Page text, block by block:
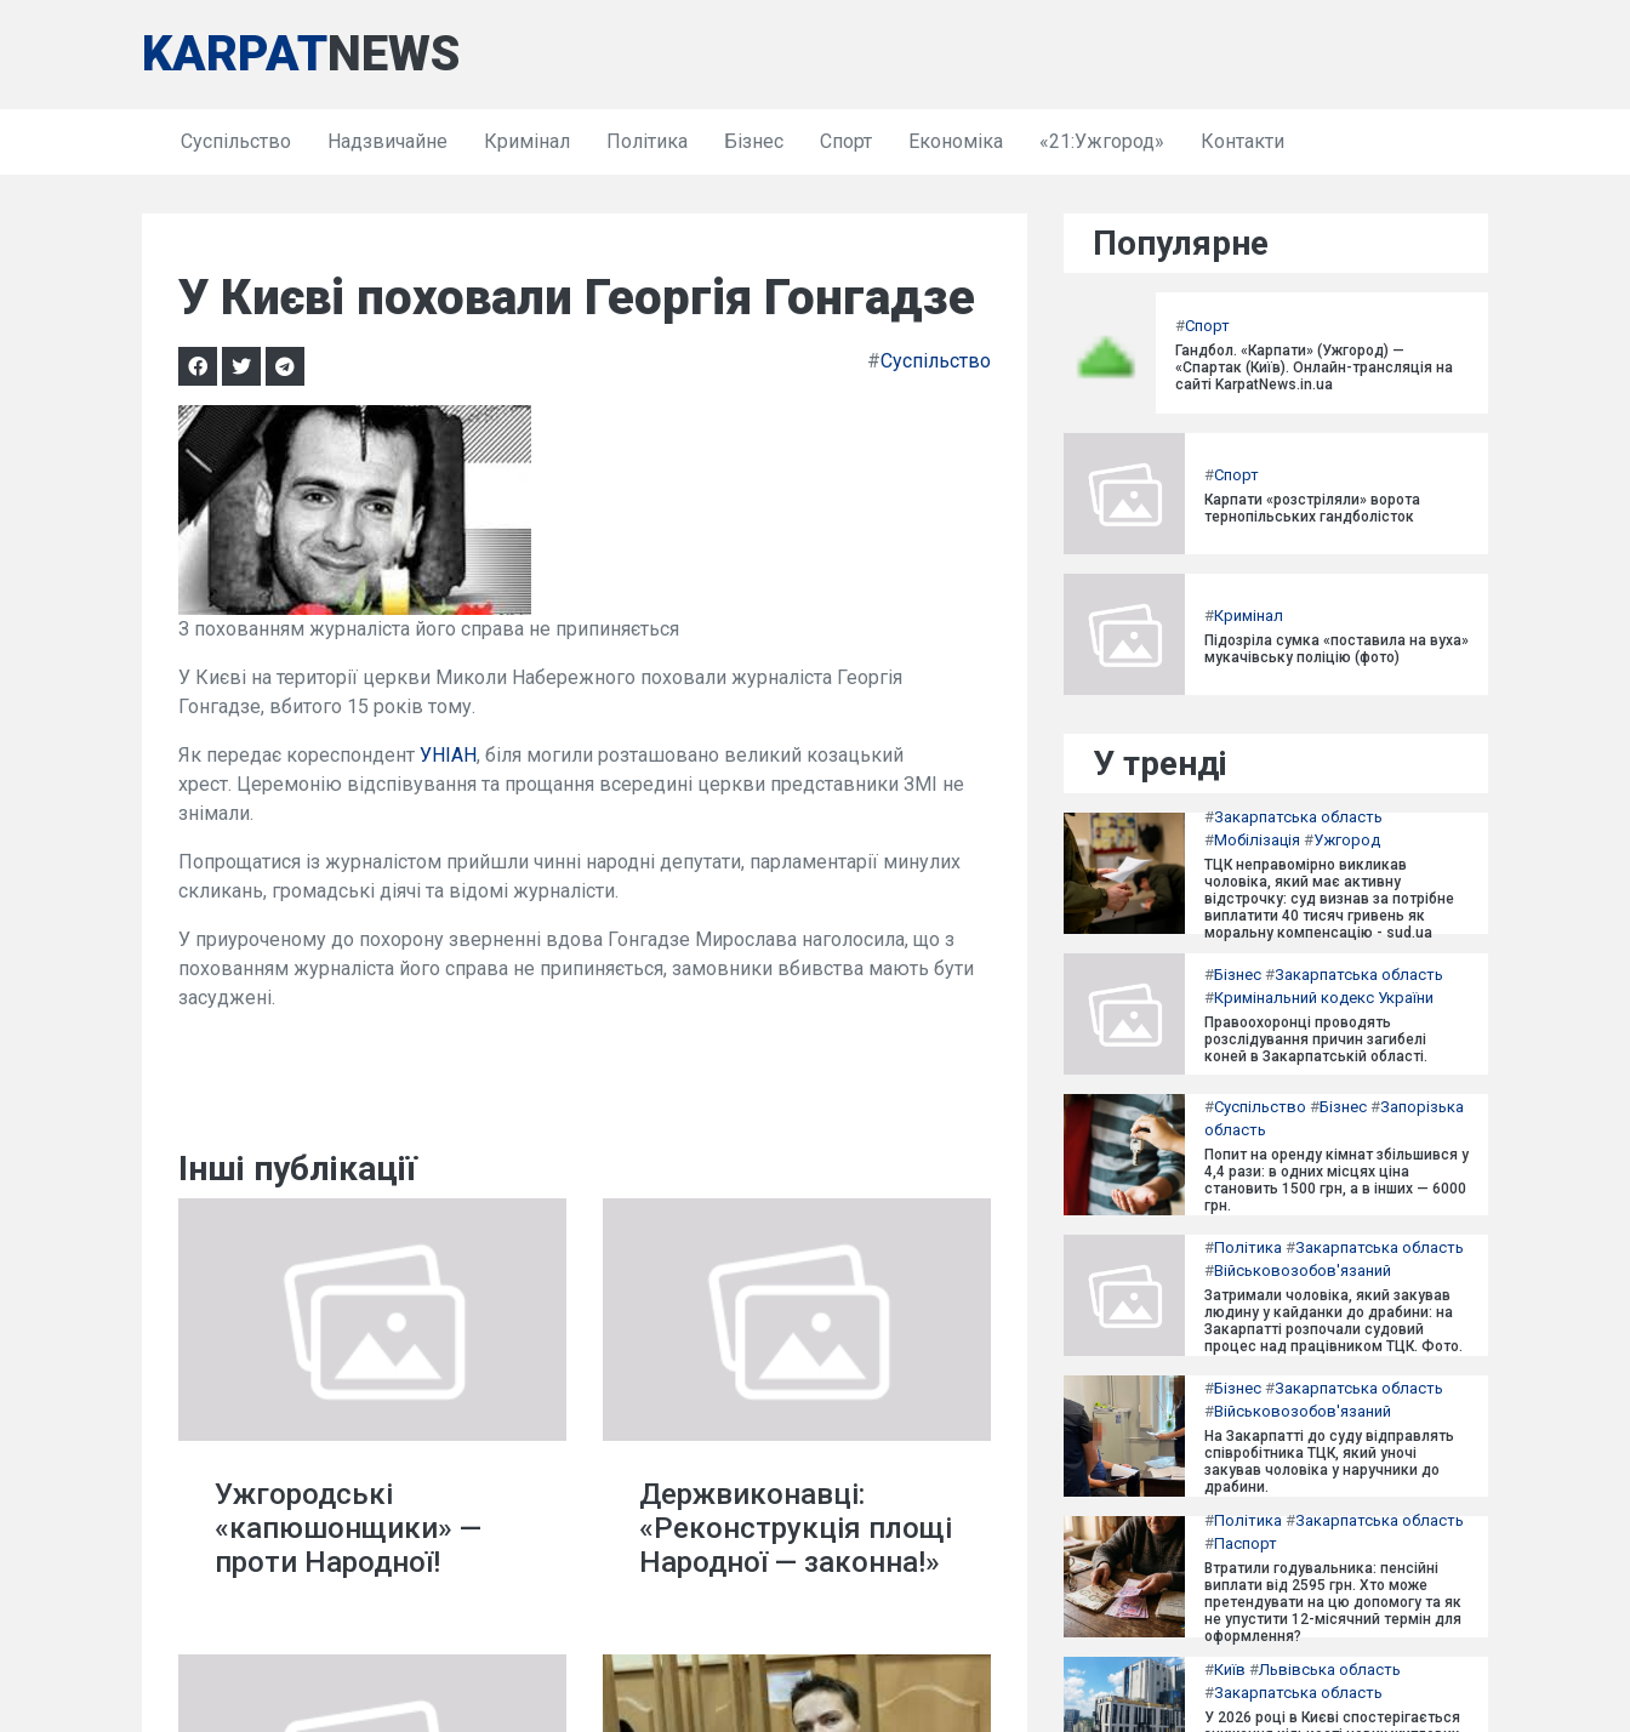
KARPATNEWS
Суспільство Надзвичайне Кримінал Політика Бізнес Спорт Економіка «21:Ужгород» Контакти
У Києві поховали Георгія Гонгадзе
#Суспільство
З похованням журналіста його справа не припиняється
У Києві на території церкви Миколи Набережного поховали журналіста Георгія
Гонгадзе, вбитого 15 років тому.
Як передає кореспондент УНІАН, біля могили розташовано великий козацький
хрест. Церемонію відспівування та прощання всередині церкви представники ЗМІ не
знімали.
Попрощатися із журналістом прийшли чинні народні депутати, парламентарії минулих
скликань, громадські діячі та відомі журналісти.
У приуроченому до похорону зверненні вдова Гонгадзе Мирослава наголосила, що з
похованням журналіста його справа не припиняється, замовники вбивства мають бути
засуджені.
Інші публікації
Ужгородські
«капюшонщики» —
проти Народної!
Держвиконавці:
«Реконструкція площі
Народної — законна!»
Популярне
#Спорт
Гандбол. «Карпати» (Ужгород) —
«Спартак (Київ). Онлайн-трансляція на
сайті KarpatNews.in.ua
#Спорт
Карпати «розстріляли» ворота
тернопільських гандболісток
#Кримінал
Підозріла сумка «поставила на вуха»
мукачівську поліцію (фото)
У тренді
#Закарпатська область
#Мобілізація #Ужгород
ТЦК неправомірно викликав
чоловіка, який має активну
відстрочку: суд визнав за потрібне
виплатити 40 тисяч гривень як
моральну компенсацію - sud.ua
#Бізнес #Закарпатська область
#Кримінальний кодекс України
Правоохоронці проводять
розслідування причин загибелі
коней в Закарпатській області.
#Суспільство #Бізнес #Запорізька
область
Попит на оренду кімнат збільшився у
4,4 рази: в одних місцях ціна
становить 1500 грн, а в інших — 6000
грн.
#Політика #Закарпатська область
#Військовозобов'язаний
Затримали чоловіка, який закував
людину у кайданки до драбини: на
Закарпатті розпочали судовий
процес над працівником ТЦК. Фото.
#Бізнес #Закарпатська область
#Військовозобов'язаний
На Закарпатті до суду відправлять
співробітника ТЦК, який уночі
закував чоловіка у наручники до
драбини.
#Політика #Закарпатська область
#Паспорт
Втратили годувальника: пенсійні
виплати від 2595 грн. Хто може
претендувати на цю допомогу та як
не упустити 12-місячний термін для
оформлення?
#Київ #Львівська область
#Закарпатська область
У 2026 році в Києві спостерігається